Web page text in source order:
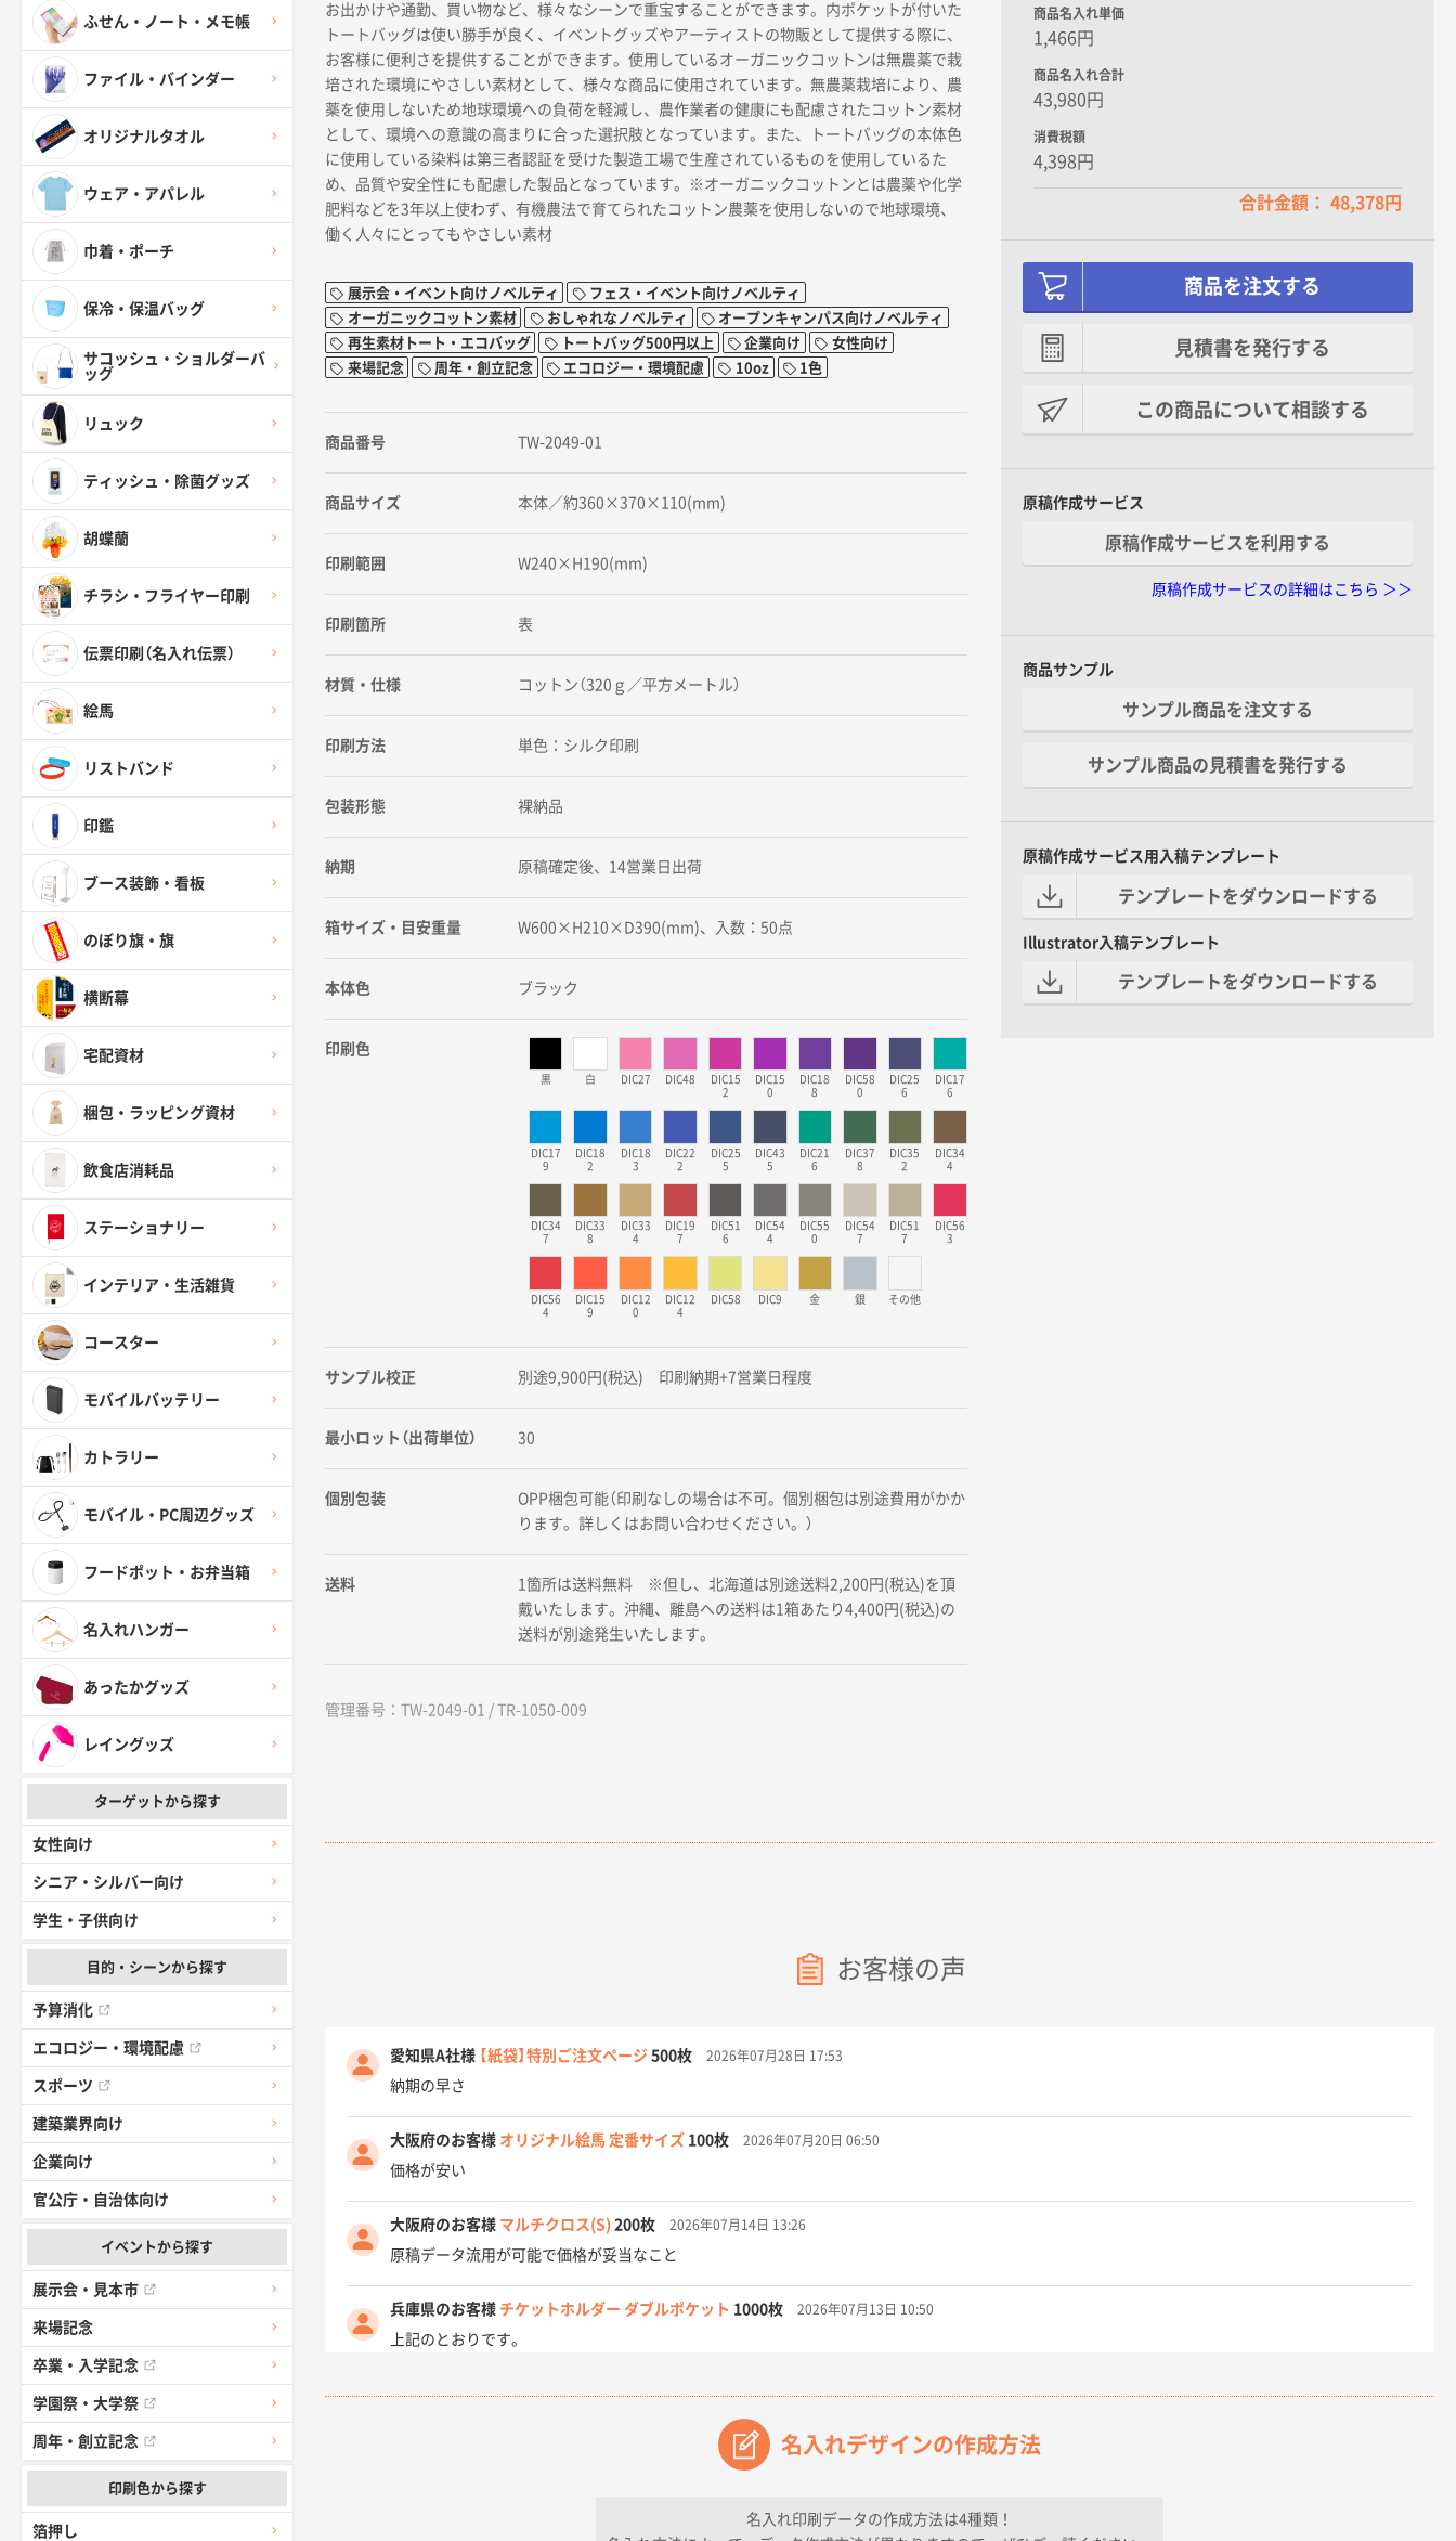
ふせん・ノート・メモ帳
ファイル・バインダー
オリジナルタオル
ウェア・アパレル
巾着・ポーチ
保冷・保温バッグ
サコッシュ・ショルダーバ
ッグ
リュック
ティッシュ・除菌グッズ
胡蝶蘭
チラシ・フライヤー印刷
伝票印刷（名入れ伝票）
絵馬
リストバンド
印鑑
ブース装飾・看板
のぼり旗・旗
横断幕
宅配資材
梱包・ラッピング資材
飲食店消耗品
ステーショナリー
インテリア・生活雑貨
コースター
モバイルバッテリー
カトラリー
モバイル・PC周辺グッズ
フードポット・お弁当箱
名入れハンガー
あったかグッズ
レイングッズ
ターゲットから探す
女性向け
シニア・シルバー向け
学生・子供向け
目的・シーンから探す
予算消化
エコロジー・環境配慮
スポーツ
建築業界向け
企業向け
官公庁・自治体向け
イベントから探す
展示会・見本市
来場記念
卒業・入学記念
学園祭・大学祭
周年・創立記念
印刷色から探す
箔押し
商品名入れ単価
1,466円
商品名入れ合計
43,980円
消費税額
4,398円
合計金額： 48,378円
商品を注文する
見積書を発行する
この商品について相談する
原稿作成サービス
原稿作成サービスを利用する
原稿作成サービスの詳細はこちら ＞＞
商品サンプル
サンプル商品を注文する
サンプル商品の見積書を発行する
原稿作成サービス用入稿テンプレート
テンプレートをダウンロードする
Illustrator入稿テンプレート
テンプレートをダウンロードする
お出かけや通勤、買い物など、様々なシーンで重宝することができます。内ポケットが付いた
トートバッグは使い勝手が良く、イベントグッズやアーティストの物販として提供する際に、
お客様に便利さを提供することができます。使用しているオーガニックコットンは無農薬で栽
培された環境にやさしい素材として、様々な商品に使用されています。無農薬栽培により、農
薬を使用しないため地球環境への負荷を軽減し、農作業者の健康にも配慮されたコットン素材
として、環境への意識の高まりに合った選択肢となっています。また、トートバッグの本体色
に使用している染料は第三者認証を受けた製造工場で生産されているものを使用しているた
め、品質や安全性にも配慮した製品となっています。※オーガニックコットンとは農薬や化学
肥料などを3年以上使わず、有機農法で育てられたコットン農薬を使用しないので地球環境、
働く人々にとってもやさしい素材
展示会・イベント向けノベルティ
フェス・イベント向けノベルティ
オーガニックコットン素材
おしゃれなノベルティ
オープンキャンパス向けノベルティ
再生素材トート・エコバッグ
トートバッグ500円以上 企業向け
女性向け
来場記念
周年・創立記念 エコロジー・環境配慮 10oz 1色
商品番号 TW-2049-01
商品サイズ 本体／約360×370×110(mm)
印刷範囲 W240×H190(mm)
印刷箇所 表
材質・仕様 コットン（320ｇ／平方メートル）
印刷方法 単色：シルク印刷
包装形態 裸納品
納期 原稿確定後、14営業日出荷
箱サイズ・目安重量 W600×H210×D390(mm)、入数：50点
本体色 ブラック
印刷色
黒 白 DIC27 DIC48
DIC15
2
DIC15
0
DIC18
8
DIC58
0
DIC25
6
DIC17
6
DIC17
9
DIC18
2
DIC18
3
DIC22
2
DIC25
5
DIC43
5
DIC21
6
DIC37
8
DIC35
2
DIC34
4
DIC34
7
DIC33
8
DIC33
4
DIC19
7
DIC51
6
DIC54
4
DIC55
0
DIC54
7
DIC51
7
DIC56
3
DIC56
4
DIC15
9
DIC12
0
DIC12
4
DIC58 DIC9 金 銀 その他
サンプル校正 別途9,900円(税込) 印刷納期+7営業日程度
最小ロット（出荷単位） 30
個別包装
OPP梱包可能（印刷なしの場合は不可。個別梱包は別途費用がかか
ります。詳しくはお問い合わせください。）
送料
1箇所は送料無料 ※但し、北海道は別途送料2,200円(税込)を頂
戴いたします。沖縄、離島への送料は1箱あたり4,400円(税込)の
送料が別途発生いたします。
管理番号：TW-2049-01 / TR-1050-009
お客様の声
愛知県A社様 【紙袋】特別ご注文ページ 500枚 2026年07月28日 17:53
納期の早さ
大阪府のお客様 オリジナル絵馬 定番サイズ 100枚 2026年07月20日 06:50
価格が安い
大阪府のお客様 マルチクロス(S) 200枚 2026年07月14日 13:26
原稿データ流用が可能で価格が妥当なこと
兵庫県のお客様 チケットホルダー ダブルポケット 1000枚 2026年07月13日 10:50
上記のとおりです。
愛知県I社様 【オーダー商品】特別ご注文ページ043000枚 2026年07月03日 09:23
名入れデザインの作成方法
名入れ印刷データの作成方法は4種類！